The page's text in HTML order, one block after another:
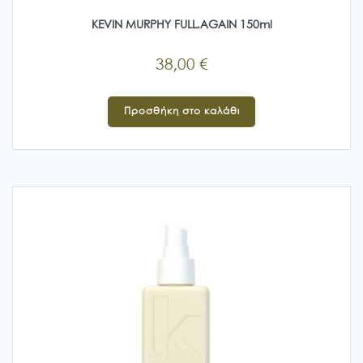
KEVIN MURPHY FULL.AGAIN 150ml
38,00 €
Προσθήκη στο καλάθι